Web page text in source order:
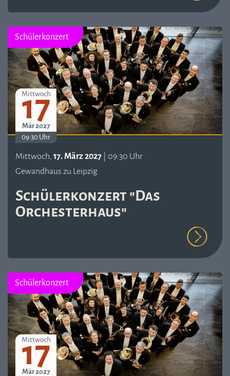
Schülerkonzert
Mittwoch
17
Mär 2027
09:30 Uhr
Mittwoch, 17. März 2027 | 09:30 Uhr
Gewandhaus zu Leipzig
Schülerkonzert "Das
Orchesterhaus"
Schülerkonzert
Mittwoch
17
Mär 2027